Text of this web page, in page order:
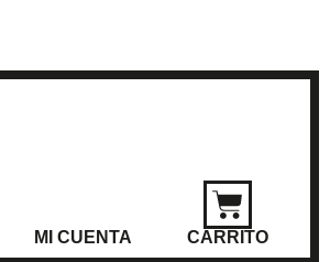
MI CUENTA CARRITO